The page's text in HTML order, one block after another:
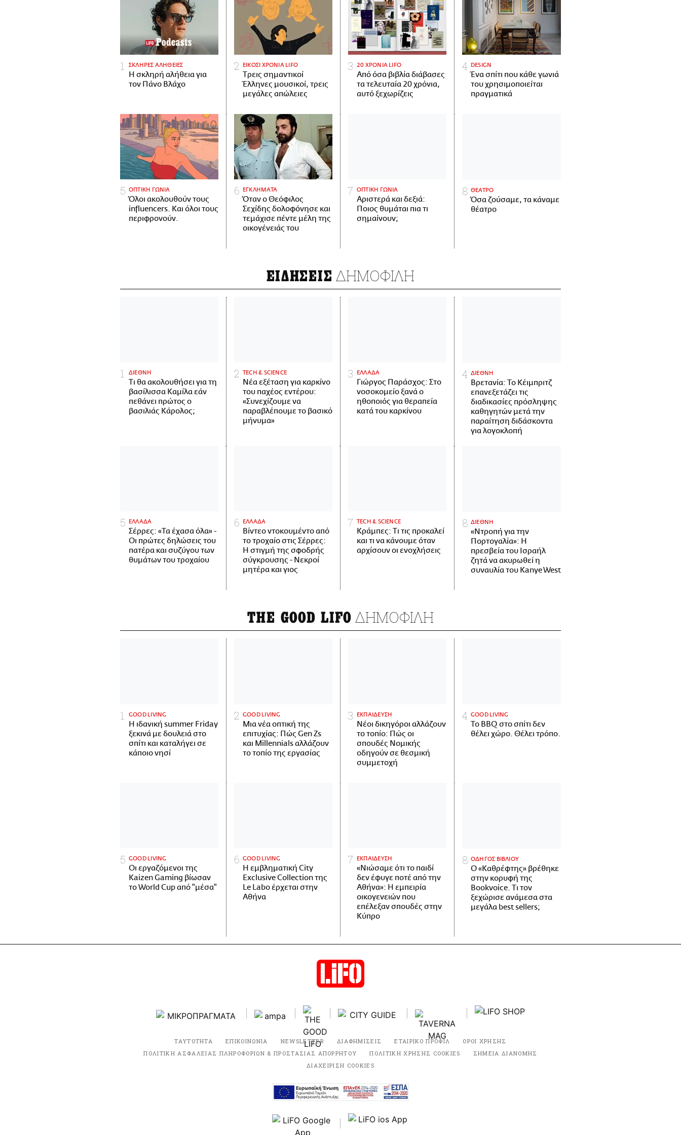
ΣΚΛΗΡΕΣ ΑΛΗΘΕΙΕΣ
H σκληρή αλήθεια για
τον Πάνο Βλάχο
ΕΙΚΟΣΙ ΧΡΟΝΙΑ LIFO
Tρεις σημαντικοί
Έλληνες μουσικοί, τρεις
μεγάλες απώλειες
20 ΧΡΟΝΙΑ LIFO
Από όσα βιβλία διάβασες
τα τελευταία 20 χρόνια,
αυτό ξεχωρίζεις
DESIGN
Ένα σπίτι που κάθε γωνιά
του χρησιμοποιείται
πραγματικά
ΟΠΤΙΚΗ ΓΩΝΙΑ
Όλοι ακολουθούν τους
influencers. Και όλοι τους
περιφρονούν.
ΕΓΚΛΗΜΑΤΑ
Όταν ο Θεόφιλος
Σεχίδης δολοφόνησε και
τεμάχισε πέντε μέλη της
οικογένειάς του
ΟΠΤΙΚΗ ΓΩΝΙΑ
Αριστερά και δεξιά:
Ποιος θυμάται πια τι
σημαίνουν;
ΘΕΑΤΡΟ
Όσα ζούσαμε, τα κάναμε
θέατρο
ΕΙΔΗΣΕΙΣ ΔΗΜΟΦΙΛΗ
ΔΙΕΘΝΗ
Τι θα ακολουθήσει για τη
βασίλισσα Καμίλα εάν
πεθάνει πρώτος ο
βασιλιάς Κάρολος;
ΤECH & SCIENCE
Νέα εξέταση για καρκίνο
του παχέος εντέρου:
«Συνεχίζουμε να
παραβλέπουμε το βασικό
μήνυμα»
ΕΛΛΑΔΑ
Γιώργος Παράσχος: Στο
νοσοκομείο ξανά ο
ηθοποιός για θεραπεία
κατά του καρκίνου
ΔΙΕΘΝΗ
Βρετανία: Το Κέιμπριτζ
επανεξετάζει τις
διαδικασίες πρόσληψης
καθηγητών μετά την
παραίτηση διδάσκοντα
για λογοκλοπή
ΕΛΛΑΔΑ
Σέρρες: «Τα έχασα όλα» -
Οι πρώτες δηλώσεις του
πατέρα και συζύγου των
θυμάτων του τροχαίου
ΕΛΛΑΔΑ
Βίντεο ντοκουμέντο από
το τροχαίο στις Σέρρες:
Η στιγμή της σφοδρής
σύγκρουσης - Νεκροί
μητέρα και γιος
ΤECH & SCIENCE
Κράμπες: Τι τις προκαλεί
και τι να κάνουμε όταν
αρχίσουν οι ενοχλήσεις
ΔΙΕΘΝΗ
«Ντροπή για την
Πορτογαλία»: Η
πρεσβεία του Ισραήλ
ζητά να ακυρωθεί η
συναυλία του Kanye West
THE GOOD LIFO ΔΗΜΟΦΙΛΗ
GOOD LIVING
Η ιδανική summer Friday
ξεκινά με δουλειά στο
σπίτι και καταλήγει σε
κάποιο νησί
GOOD LIVING
Μια νέα οπτική της
επιτυχίας: Πώς Gen Zs
και Millennials αλλάζουν
το τοπίο της εργασίας
ΕΚΠΑΙΔΕΥΣΗ
Νέοι δικηγόροι αλλάζουν
το τοπίο: Πώς οι
σπουδές Νομικής
οδηγούν σε θεσμική
συμμετοχή
GOOD LIVING
Το BBQ στο σπίτι δεν
θέλει χώρο. Θέλει τρόπο.
GOOD LIVING
Οι εργαζόμενοι της
Kaizen Gaming βίωσαν
το World Cup από "μέσα"
GOOD LIVING
Η εμβληματική City
Exclusive Collection της
Le Labo έρχεται στην
Αθήνα
ΕΚΠΑΙΔΕΥΣΗ
«Νιώσαμε ότι το παιδί
δεν έφυγε ποτέ από την
Αθήνα»: Η εμπειρία
οικογενειών που
επέλεξαν σπουδές στην
Κύπρο
ΟΔΗΓΟΣ ΒΙΒΛΙΟΥ
Ο «Καθρέφτης» βρέθηκε
στην κορυφή της
Bookvoice. Τι τον
ξεχώρισε ανάμεσα στα
μεγάλα best sellers;
ΤΑΥΤΟΤΗΤΑ ΕΠΙΚΟΙΝΩΝΙΑ NEWSLETTER ΔΙΑΦΗΜΙΣΕΙΣ ΕΤΑΙΡΙΚΟ ΠΡΟΦΙΛ
ΟΡΟΙ ΧΡΗΣΗΣ
ΠΟΛΙΤΙΚΗ ΑΣΦΑΛΕΙΑΣ ΠΛΗΡΟΦΟΡΙΩΝ & ΠΡΟΣΤΑΣΙΑΣ ΑΠΟΡΡΗΤΟΥ
ΠΟΛΙΤΙΚΗ ΧΡΗΣΗΣ COOKIES
ΣΗΜΕΙΑ ΔΙΑΝΟΜΗΣ
ΔΙΑΧΕΙΡΙΣΗ COOKIES